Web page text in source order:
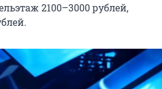
2100–3000 рублей,